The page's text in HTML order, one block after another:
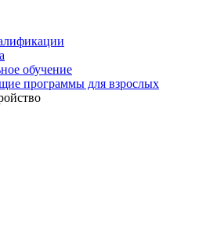
обучение
программы для взрослых